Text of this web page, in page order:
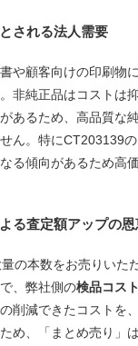
される法人需要
や顧客向けの印刷物
非純正品はコストは
あるため、高品質な
ん。特にCT203139
る傾向があるため高
る査定額アップの恩
の本数をお売りいた
、弊社側の検品コス
削減できたコストを
め、「まとめ売り」